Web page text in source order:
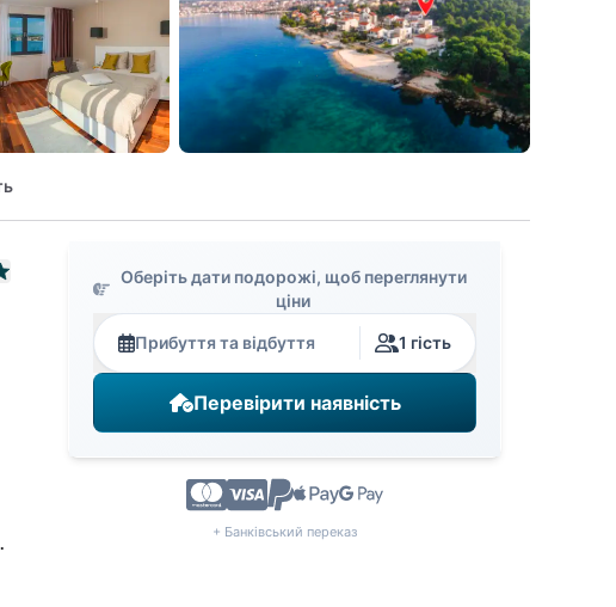
Оберіть дати подорожі, щоб переглянути
ціни
Прибуття та відбуття 1 гість
Перевірити наявність
+ Банківський переказ